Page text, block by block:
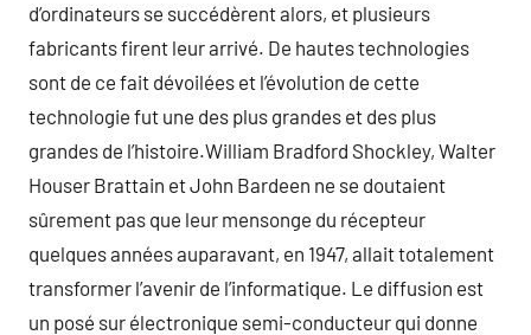
d’ordinateurs se succédèrent alors, et plusieurs
fabricants firent leur arrivé. De hautes technologies
sont de ce fait dévoilées et l’évolution de cette
technologie fut une des plus grandes et des plus
grandes de l’histoire.William Bradford Shockley, Walter
Houser Brattain et John Bardeen ne se doutaient
sûrement pas que leur mensonge du récepteur
quelques années auparavant, en 1947, allait totalement
transformer l’avenir de l’informatique. Le diffusion est
un posé sur électronique semi-conducteur qui donne